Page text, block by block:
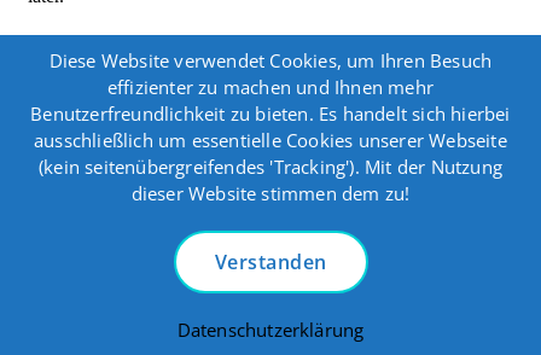
Copyright © 2026 ORSCF | Powered by Specia WordPress
Diese Website verwendet Cookies, um Ihren Besuch
effizienter zu machen und Ihnen mehr
Benutzerfreundlichkeit zu bieten. Es handelt sich hierbei
ausschließlich um essentielle Cookies unserer Webseite
(kein seitenübergreifendes 'Tracking'). Mit der Nutzung
dieser Website stimmen dem zu!
Verstanden
Datenschutzerklärung